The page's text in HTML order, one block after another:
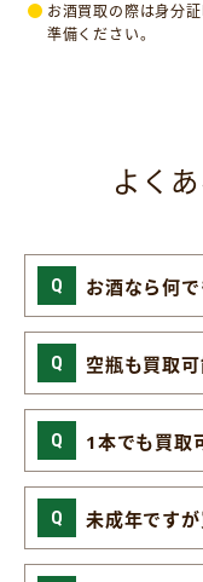
お酒買取の際は身分
準備ください。
よく
お酒なら何
空瓶も買取
1本でも買取
未成年です